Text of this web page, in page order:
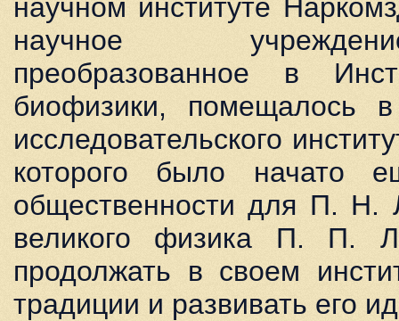
научном институте
научное
преобразованное в
биофизики, помещалось
исследовательского
которого было начато
общественности для П. Н.
великого физика П. П.
продолжать в своем
традиции и развивать его